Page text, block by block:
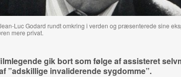
Luc Godard rundt omkring i verden og præsenterede sine
mere privat.
gik bort som følge af assisteret
”adskillige invaliderende sygdomme”.